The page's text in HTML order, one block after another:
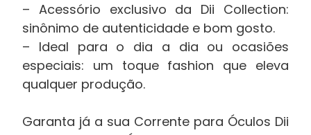
– Acessório exclusivo da Dii Collection:
sinônimo de autenticidade e bom gosto.
– Ideal para o dia a dia ou ocasiões
especiais: um toque fashion que eleva
qualquer produção.
Garanta já a sua Corrente para Óculos Dii